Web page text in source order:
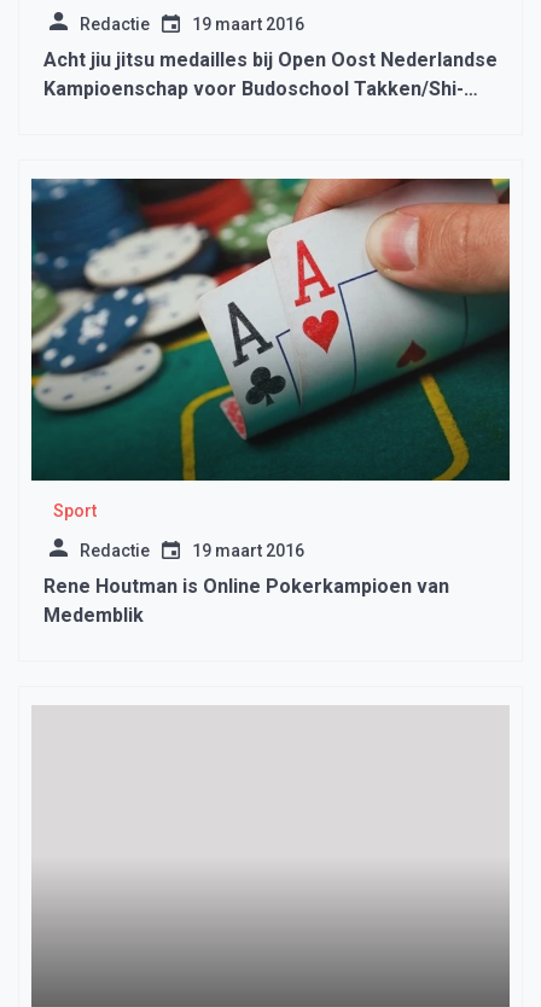
Redactie 19 maart 2016
Acht jiu jitsu medailles bij Open Oost Nederlandse
Kampioenschap voor Budoschool Takken/Shi-
Sport
Redactie 19 maart 2016
Rene Houtman is Online Pokerkampioen van
Medemblik